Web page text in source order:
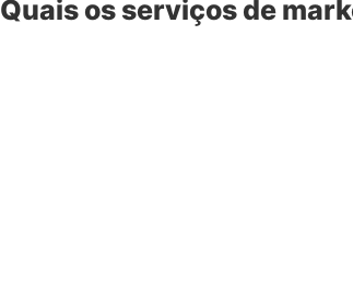
Quais os serviços de